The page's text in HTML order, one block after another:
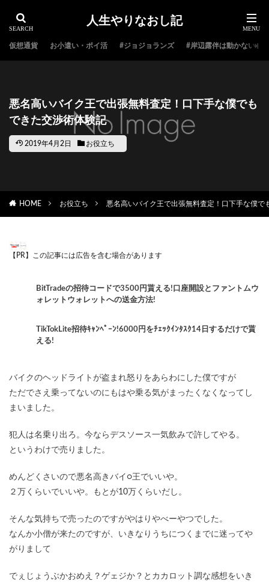
人生やりなおし記
仮想通貨 お小遣い・ポイ活 #ジョジョランズ #岸辺露伴は動かない
悪名高いバイク王で出張無料査定！口下手な僕でも
できた交渉術体験記
2019年4月2日 お役立ち
HOME お役立ち 悪名高いバイク王で出張無料査定！口下手な僕で
【PR】この記事には広告を含む場合があります
BitTradeの招待コードで3500円貰える!口座開設とファントムウ
ォレットウォレットへの送金方法!
TikTokLite招待ｷｬﾝﾍﾟｰﾝ!6000円をﾁｪｯｸｲﾝﾀｽｸ14日するだけで貰
える!
バイクのヘッドライトが盗まれ怒りをあらわにした僕ですが
ただでさえ乗ってないのにもはや乗る気がまったくなくなってし
まいました。
犯人は名乗り出ろ。今ならデスソース一気飲みで許してやる。
というわけで売りました。
めんどくさいので悪名高きバイ○王でいいや。
２万くらいでいいや。もとが10万くらいだし。
そんな気持ちで売ったのですがやはりやべーやつでした。
なんか小僧が来たのですが、いきなりうちにつくまでに迷ってや
がりまして
でぇじょうぶかおめえ？ゲェジか？とカカロット調な感想をいき